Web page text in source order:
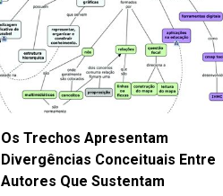
Os Trechos Apresentam
Divergências Conceituais Entre
Autores Que Sustentam